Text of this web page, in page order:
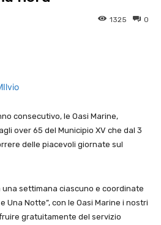
0
1325
consecutivo, le Oasi Marine,
over 65 del Municipio XV che dal 3
delle piacevoli giornate sul
settimana ciascuno e coordinate
Una Notte”, con le Oasi Marine i nostri
gratuitamente del servizio